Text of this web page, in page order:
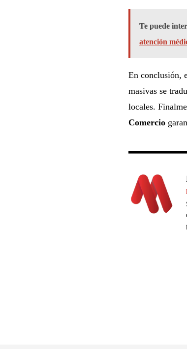
Te puede
atención
En conclusión,
masivas se
locales.
Comercio